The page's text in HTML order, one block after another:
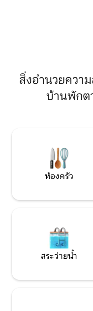
สิ่งอำนวยควา
บ้านพักต
ห้องครัว
สระว่ายน้ำ